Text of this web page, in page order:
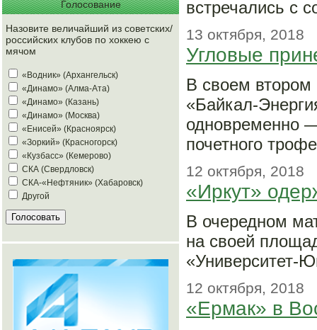
Голосование
Назовите величайший из советских/
российских клубов по хоккею с
мячом
«Водник» (Архангельск)
«Динамо» (Алма-Ата)
«Динамо» (Казань)
«Динамо» (Москва)
«Енисей» (Красноярск)
«Зоркий» (Красногорск)
«Кузбасс» (Кемерово)
СКА (Свердловск)
СКА-«Нефтяник» (Хабаровск)
Другой
встречались с
13 октября, 2018
Угловые
В своем втором
«Байкал-
одновременно
почетного
12 октября, 2018
«Иркут»
В очередном
на своей
«Университет-
12 октября, 2018
«Ермак» в